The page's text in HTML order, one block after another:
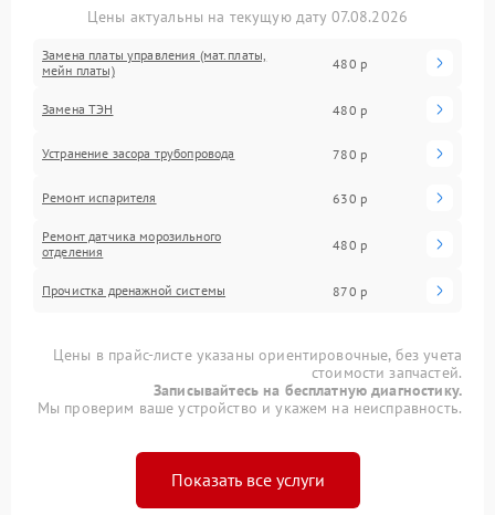
Цены актуальны на текущую дату 07.08.2026
Замена платы управления (мат.платы,
мейн платы)
480 р
Замена ТЭН 480 р
Устранение засора трубопровода 780 р
Ремонт испарителя 630 р
Ремонт датчика морозильного
отделения
480 р
Прочистка дренажной системы 870 р
Цены в прайс-листе указаны ориентировочные, без учета
стоимости запчастей.
Записывайтесь на бесплатную диагностику.
Мы проверим ваше устройство и укажем на неисправность.
Показать все услуги